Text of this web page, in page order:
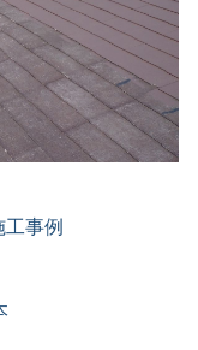
工事例